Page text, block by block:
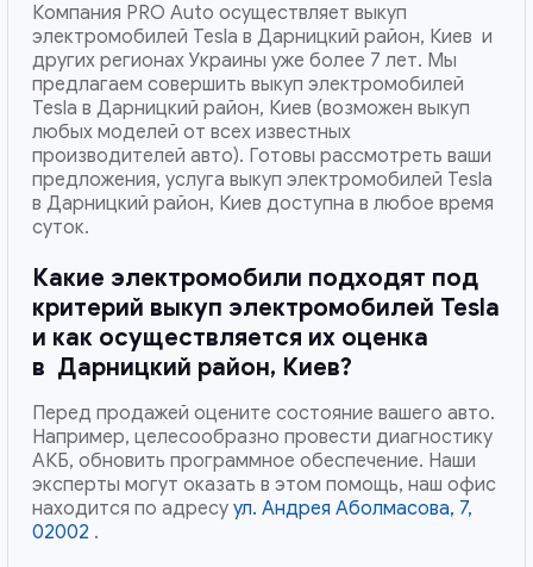
Компания PRO Auto осуществляет выкуп
электромобилей Tesla в Дарницкий район, Киев и
других регионах Украины уже более 7 лет. Мы
предлагаем совершить выкуп электромобилей
Tesla в Дарницкий район, Киев (возможен выкуп
любых моделей от всех известных
производителей авто). Готовы рассмотреть ваши
предложения, услуга выкуп электромобилей Tesla
в Дарницкий район, Киев доступна в любое время
суток.
Какие электромобили подходят под
критерий выкуп электромобилей Tesla
и как осуществляется их оценка
в Дарницкий район, Киев?
Перед продажей оцените состояние вашего авто.
Например, целесообразно провести диагностику
АКБ, обновить программное обеспечение. Наши
эксперты могут оказать в этом помощь, наш офис
находится по адресу ул. Андрея Аболмасова, 7,
02002 .